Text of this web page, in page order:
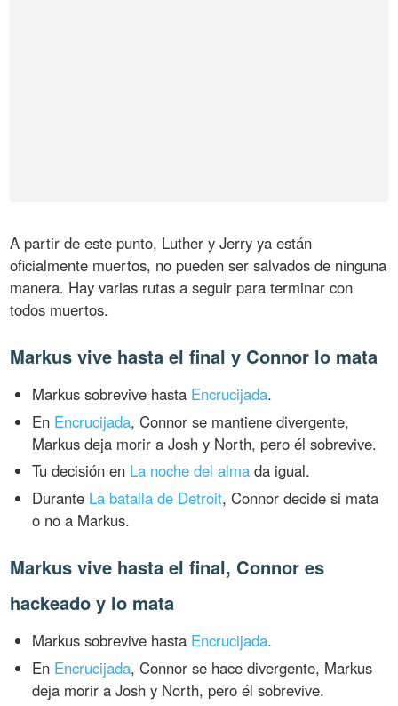
A partir de este punto, Luther y Jerry ya están
oficialmente muertos, no pueden ser salvados de ninguna
manera. Hay varias rutas a seguir para terminar con
todos muertos.
Markus vive hasta el final y Connor lo mata
Markus sobrevive hasta Encrucijada.
En Encrucijada, Connor se mantiene divergente,
Markus deja morir a Josh y North, pero él sobrevive.
Tu decisión en La noche del alma da igual.
Durante La batalla de Detroit, Connor decide si mata
o no a Markus.
Markus vive hasta el final, Connor es
hackeado y lo mata
Markus sobrevive hasta Encrucijada.
En Encrucijada, Connor se hace divergente, Markus
deja morir a Josh y North, pero él sobrevive.